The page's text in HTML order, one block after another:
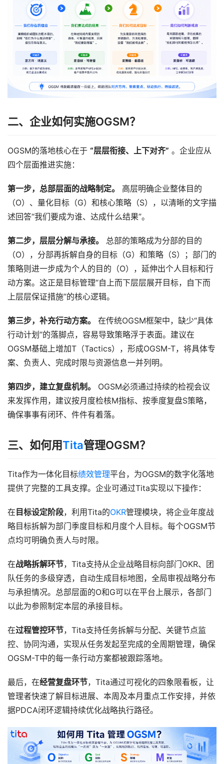
二、企业如何实施OGSM？
OGSM的落地核心在于 “层层衔接、上下对齐” 。企业应从
四个层面推进实施：
第一步，总部层面的战略制定。
高层明确企业整体目的
（O）、量化目标（G）和核心策略（S），以清晰的文字描
述回答“我们要成为谁、达成什么结果”。
第二步，层层分解与承接。
总部的策略成为分部的目的
（O），分部再拆解自身的目标（G）和策略（S）；部门的
策略则进一步成为个人的目的（O），延伸出个人目标和行
动方案。这正是目标管理“自上而下层层展开目标，自下而
上层层保证措施”的核心逻辑。
第三步，补充行动方案。
在传统OGSM框架中，缺少“具体
行动计划”的落脚点，容易导致策略浮于表面。建议在
OGSM基础上增加T（Tactics），形成OGSM-T，将具体专
案、负责人、完成时限与资源信息一并列明。
第四步，建立复盘机制。
OGSM必须通过持续的检视会议
来发挥作用，建议按月度检核M指标、按季度复盘S策略，
确保事事有闭环、件件有着落。
三、如何用Tita管理OGSM？
Tita作为一体化目标绩效管理平台，为OGSM的数字化落地
提供了完整的工具支撑。企业可通过Tita实现以下操作：
在目标设定阶段，利用Tita的OKR管理模块，将企业年度战
略目标拆解为部门季度目标和月度个人目标。每个OGSM节
点均可明确负责人与时限。
在战略拆解环节，Tita支持从企业战略目标向部门OKR、团
队任务的多级穿透，自动生成目标地图，全局审视战略分布
与承担情况。总部层面的O和G可以在平台上展示，各部门
以此为参照制定本层的承接目标。
在过程管控环节，Tita支持任务拆解与分配、关键节点监
控、协同沟通，实现从任务发起至完成的全周期管理，确保
OGSM-T中的每一条行动方案都被跟踪落地。
最后，在经营复盘环节，Tita通过可视化的四象限看板，让
管理者快速了解目标进展、本周及本月重点工作安排，并依
据PDCA闭环逻辑持续优化战略执行路径。